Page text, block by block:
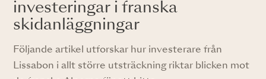
investeringar i franska
skidanläggningar
Följande artikel utforskar hur investerare från
Lissabon i allt större utsträckning riktar blicken mot